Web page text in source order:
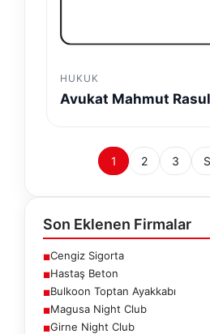
HUKUK
Avukat Mahmut
1 2 3
Son Eklenen Firmalar
■Cengiz Sigorta
■Hastaş Beton
■Bulkoon Toptan Ayakkabı
■Magusa Night Club
■Girne Night Club